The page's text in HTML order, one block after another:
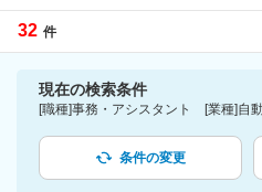
32 件
現在の検索条件
条件の変更